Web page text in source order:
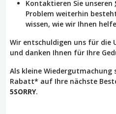
Kontaktieren Sie unseren
Problem weiterhin
wissen, wie wir Ihnen
Wir entschuldigen uns für die
und danken Ihnen für Ihre
Als kleine Wiedergutmachung
Rabatt* auf Ihre nächste
5SORRY.